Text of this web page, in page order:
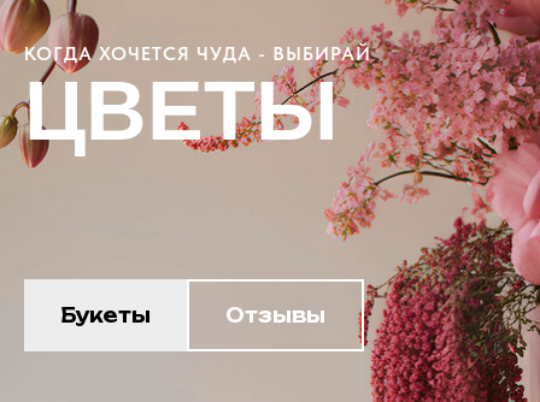
КОГДА ХОЧЕТСЯ ЧУДА - ВЫБИРАЙ
ЦВЕТЫ
Букеты Отзывы